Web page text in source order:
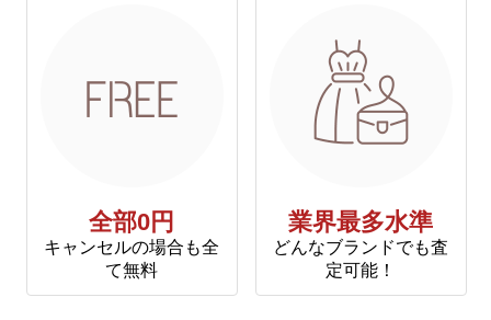
全部0円
キャンセルの場合も全
て無料
業界最多水準
どんなブランドでも査
定可能！